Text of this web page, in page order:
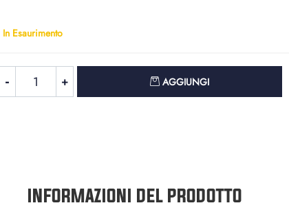
In Esaurimento
AGGIUNGI
INFORMAZIONI DEL PRODOTTO